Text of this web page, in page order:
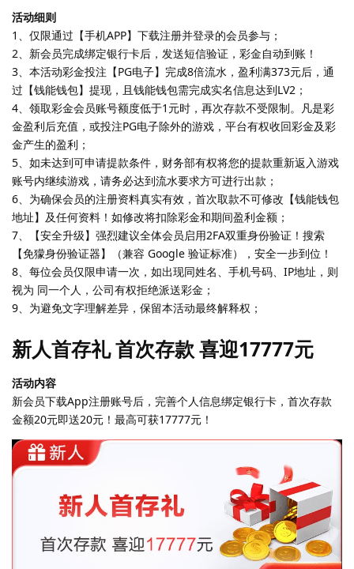
活动细则
1、仅限通过【手机APP】下载注册并登录的会员参与；
2、新会员完成绑定银行卡后，发送短信验证，彩金自动到账！
3、本活动彩金投注【PG电子】完成8倍流水，盈利满373元后，通
过【钱能钱包】提现，且钱能钱包需完成实名信息达到LV2；
4、领取彩金会员账号额度低于1元时，再次存款不受限制。凡是彩
金盈利后充值，或投注PG电子除外的游戏，平台有权收回彩金及彩
金产生的盈利；
5、如未达到可申请提款条件，财务部有权将您的提款重新返入游戏
账号内继续游戏，请务必达到流水要求方可进行出款；
6、为确保会员的注册资料真实有效，首次取款不可修改【钱能钱包
地址】及任何资料！如修改将扣除彩金和期间盈利金额；
7、【安全升级】强烈建议全体会员启用2FA双重身份验证！搜索
【免獴身份验证器】（兼容 Google 验证标准），安全一步到位！
8、每位会员仅限申请一次，如出现同姓名、手机号码、IP地址，则
视为 同一个人，公司有权拒绝派送彩金；
9、为避免文字理解差异，保留本活动最终解释权；
新人首存礼 首次存款 喜迎17777元
活动内容
新会员下载App注册账号后，完善个人信息绑定银行卡，首次存款
金额20元即送20元！最高可获17777元！